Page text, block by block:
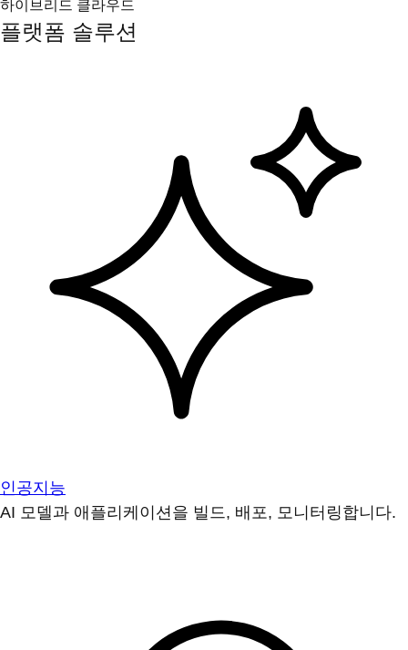
하이브리드 클라우드
플랫폼 솔루션
인공지능
AI 모델과 애플리케이션을 빌드, 배포, 모니터링합니다.